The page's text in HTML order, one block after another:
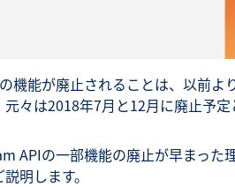
機能が廃止されることは、以前よ
元々は2018年7月と12月に廃止予
APIの一部機能の廃止が早まった
明します。